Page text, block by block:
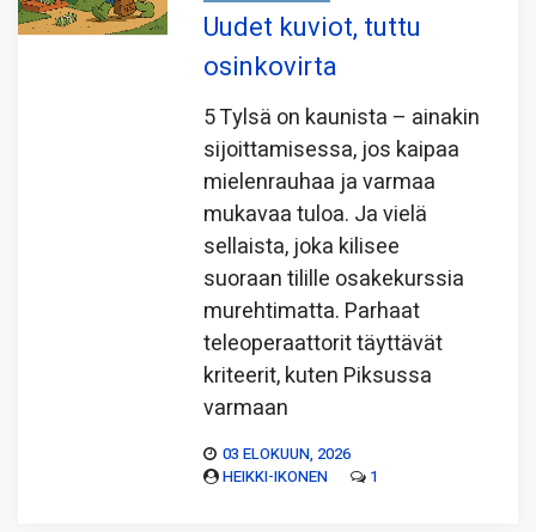
Uudet kuviot, tuttu
osinkovirta
5 Tylsä on kaunista – ainakin
sijoittamisessa, jos kaipaa
mielenrauhaa ja varmaa
mukavaa tuloa. Ja vielä
sellaista, joka kilisee
suoraan tilille osakekurssia
murehtimatta. Parhaat
teleoperaattorit täyttävät
kriteerit, kuten Piksussa
varmaan
03 ELOKUUN, 2026
HEIKKI-IKONEN
1